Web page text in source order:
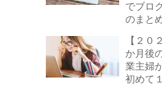
でブロ
のまと
【２０
か月後
業主婦
初めて